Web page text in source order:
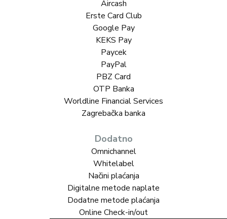
Aircash
Erste Card Club
Google Pay
KEKS Pay
Paycek
PayPal
PBZ Card
OTP Banka
Worldline Financial Services
Zagrebačka banka
Dodatno
Omnichannel
Whitelabel
Načini plaćanja
Digitalne metode naplate
Dodatne metode plaćanja
Online Check-in/out